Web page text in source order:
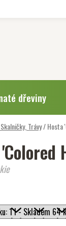
dřeviny
Trávy/Hosta